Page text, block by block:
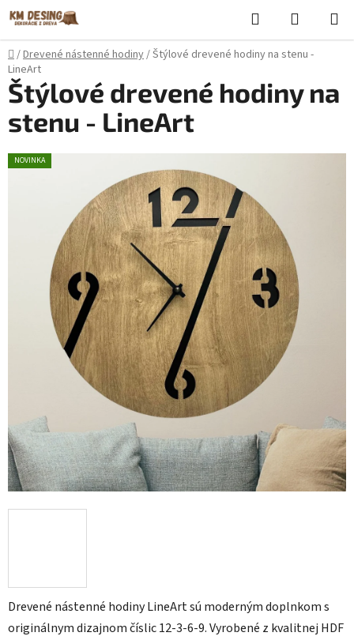
Prejsť
na
obsah
Hľadať
KOŠÍK
Domov
/Drevené nástenné hodiny/Štýlové drevené hodiny na stenu -
LineArt
Drevené nástenné hodiny LineArt sú moderným doplnkom s
originálnym dizajnom číslic 12-3-6-9. Vyrobené z kvalitnej HDF
Štýlové drevené hodiny na
stenu - LineArt
NOVINKA